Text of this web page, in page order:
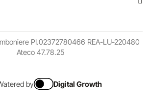
PI.02372780466 REA-LU-220480
Ateco 47.78.25
by Digital Growth